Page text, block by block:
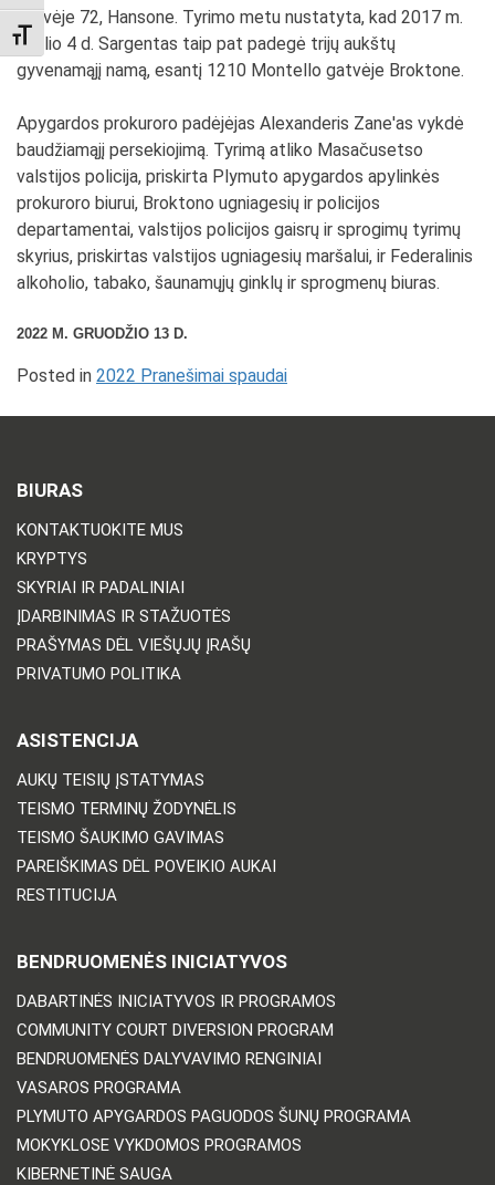
TOGGLE FONT SIZE
gatvėje 72, Hansone. Tyrimo metu nustatyta, kad 2017 m.
spalio 4 d. Sargentas taip pat padegė trijų aukštų
gyvenamąjį namą, esantį 1210 Montello gatvėje Broktone.
Apygardos prokuroro padėjėjas Alexanderis Zane'as vykdė
baudžiamąjį persekiojimą. Tyrimą atliko Masačusetso
valstijos policija, priskirta Plymuto apygardos apylinkės
prokuroro biurui, Broktono ugniagesių ir policijos
departamentai, valstijos policijos gaisrų ir sprogimų tyrimų
skyrius, priskirtas valstijos ugniagesių maršalui, ir Federalinis
alkoholio, tabako, šaunamųjų ginklų ir sprogmenų biuras.
2022 M. GRUODŽIO 13 D.
Posted in 2022 Pranešimai spaudai
BIURAS
KONTAKTUOKITE MUS
KRYPTYS
SKYRIAI IR PADALINIAI
ĮDARBINIMAS IR STAŽUOTĖS
PRAŠYMAS DĖL VIEŠŲJŲ ĮRAŠŲ
PRIVATUMO POLITIKA
ASISTENCIJA
AUKŲ TEISIŲ ĮSTATYMAS
TEISMO TERMINŲ ŽODYNĖLIS
TEISMO ŠAUKIMO GAVIMAS
PAREIŠKIMAS DĖL POVEIKIO AUKAI
RESTITUCIJA
BENDRUOMENĖS INICIATYVOS
DABARTINĖS INICIATYVOS IR PROGRAMOS
COMMUNITY COURT DIVERSION PROGRAM
BENDRUOMENĖS DALYVAVIMO RENGINIAI
VASAROS PROGRAMA
PLYMUTO APYGARDOS PAGUODOS ŠUNŲ PROGRAMA
MOKYKLOSE VYKDOMOS PROGRAMOS
KIBERNETINĖ SAUGA